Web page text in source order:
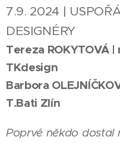
7.9. 2024 |
DESIGNÉRY
Tereza ROKYTOVÁ
TKdesign
Barbora
T.Bati Zlín
Poprvé někdo dostal